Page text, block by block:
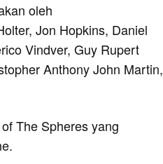
oleh
Jon Hopkins, Daniel
Vindver, Guy Rupert
Anthony John Martin,
The Spheres yang